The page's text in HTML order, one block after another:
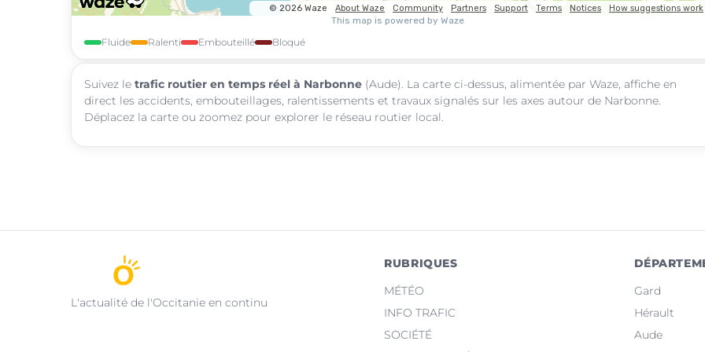
Fluide Ralenti Embouteillé Bloqué
Suivez le trafic routier en temps réel à Narbonne (Aude). La carte ci-dessus, alimentée par Waze, affiche en
direct les accidents, embouteillages, ralentissements et travaux signalés sur les axes autour de Narbonne.
Déplacez la carte ou zoomez pour explorer le réseau routier local.
L'actualité de l'Occitanie en continu
RUBRIQUES
MÉTÉO
INFO TRAFIC
SOCIÉTÉ
Gard
Hérault
Aude